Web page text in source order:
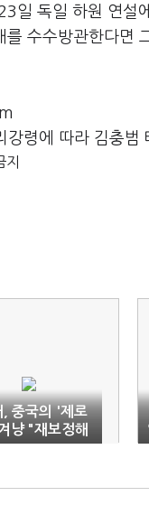
일 독일 하원 연
수수방관한다면
령에 따라 김충범
, 중국의 '제로
냥 "재보정해